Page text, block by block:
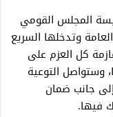
المجلس القومي
وتدخلها السريع
كل العزم على
وستواصل التوعية
جانب ضمان
فيها.